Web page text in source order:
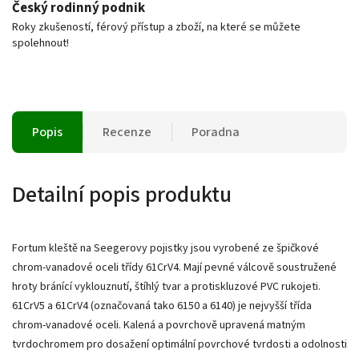
Český rodinný podnik
Roky zkušeností, férový přístup a zboží, na které se můžete
spolehnout!
Popis Recenze Poradna
Detailní popis produktu
Fortum kleště na Seegerovy pojistky jsou vyrobené ze špičkové
chrom-vanadové oceli třídy 61CrV4. Mají pevné válcově soustružené
hroty bránící vyklouznutí, štíhlý tvar a protiskluzové PVC rukojeti.
61CrV5 a 61CrV4 (označovaná tako 6150 a 6140) je nejvyšší třída
chrom-vanadové oceli. Kalená a povrchově upravená matným
tvrdochromem pro dosažení optimální povrchové tvrdosti a odolnosti